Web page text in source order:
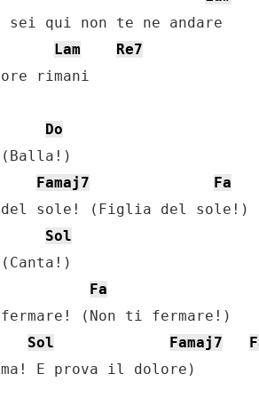
Lam
Re7
rimani
Do
Famaj7
Fa
Sol
Fa
Sol Famaj7
E prova il dolore)